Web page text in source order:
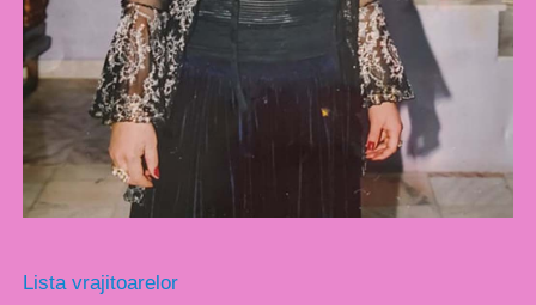
Lista vrajitoarelor